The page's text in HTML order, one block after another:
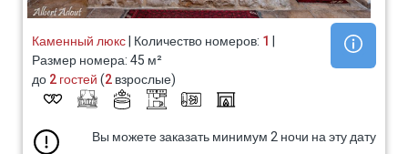
Каменный люкс| Количество номеров: 1 |
Размер номера: 45 м²
до2 гостей(2взрослые)
Вы можете заказать минимум 2 ночи на эту дату